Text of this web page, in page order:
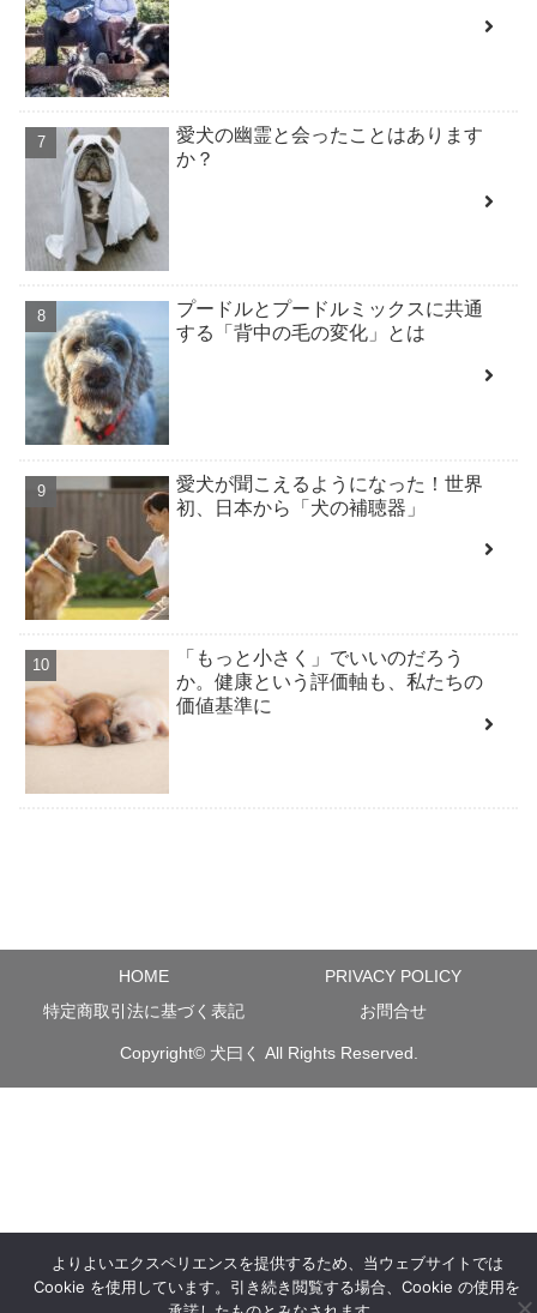
愛犬の幽霊と会ったことはあります
か？
プードルとプードルミックスに共通
する「背中の毛の変化」とは
愛犬が聞こえるようになった！世界
初、日本から「犬の補聴器」
「もっと小さく」でいいのだろう
か。健康という評価軸も、私たちの
価値基準に
HOME
PRIVACY POLICY
特定商取引法に基づく表記
お問合せ
Copyright© 犬曰く All Rights Reserved.
よりよいエクスペリエンスを提供するため、当ウェブサイトでは
Cookie を使用しています。引き続き閲覧する場合、Cookie の使用を